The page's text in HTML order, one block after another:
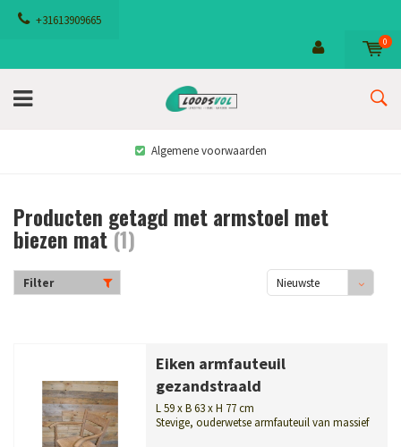
+31613909665
0
Algemene voorwaarden
Producten getagd met armstoel met
biezen mat(1)
Filter
Nieuwste
Eiken armfauteuil
gezandstraald
L 59 x B 63 x H 77 cm
Stevige, ouderwetse armfauteuil van massief